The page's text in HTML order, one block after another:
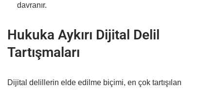
davranır.
Hukuka Aykırı Dijital Delil
Tartışmaları
Dijital delillerin elde edilme biçimi, en çok tartışılan